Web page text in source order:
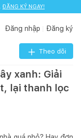
ĐĂNG KÝ NGAY!
Đăng nhập Đăng ký
Theo dõi
xanh: Giải
lại thanh lọc